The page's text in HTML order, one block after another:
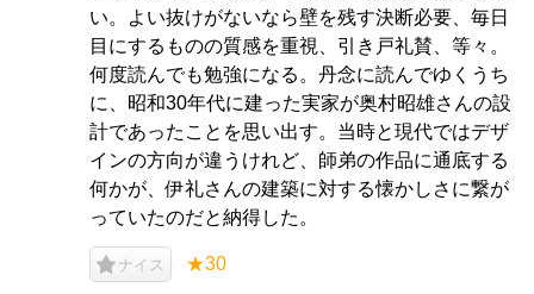
い。よい抜けがないなら壁を残す決断必要、毎日
目にするものの質感を重視、引き戸礼賛、等々。
何度読んでも勉強になる。丹念に読んでゆくうち
に、昭和30年代に建った実家が奥村昭雄さんの設
計であったことを思い出す。当時と現代ではデザ
インの方向が違うけれど、師弟の作品に通底する
何かが、伊礼さんの建築に対する懐かしさに繋が
っていたのだと納得した。
ナイス ★30